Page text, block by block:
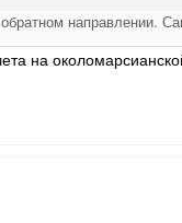
направлении.
на